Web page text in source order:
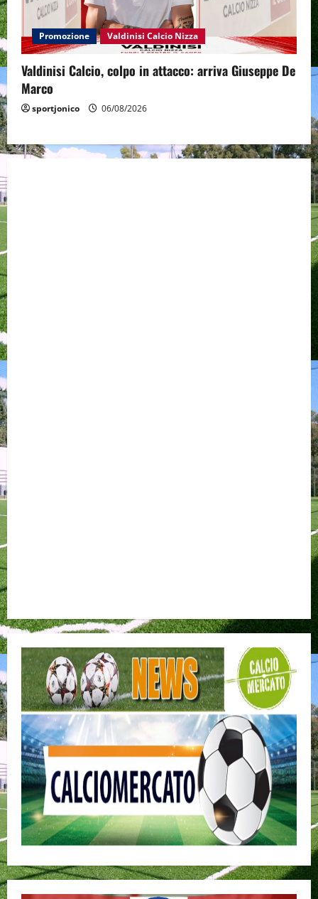
Promozione Valdinisi Calcio Nizza
Valdinisi Calcio, colpo in attacco: arriva Giuseppe De
Marco
sportjonico 06/08/2026